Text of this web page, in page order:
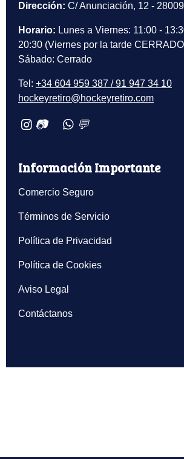
Dirección: C/ Anunciación, 12 -
Horario: Lunes a Viernes: 11:00 -
20:30 (Viernes por la tarde
Sábado: Cerrado
Tel: +34 604 959 387 / 91 947 34 10
hockeyretiro@hockeyretiro.com
📷 💬
Información Importante
Comercio Seguro
Términos de Servicio
Política de Privacidad
Política de Cookies
Aviso Legal
Contáctanos